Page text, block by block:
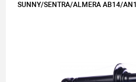
SUNNY/SENTRA/ALMERA AB14/